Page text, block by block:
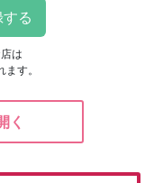
は
ます。
く